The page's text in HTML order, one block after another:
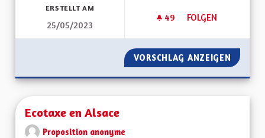
ERSTELLT AM
25/05/2023
49 49 FOLLOWER
FOLGEN
DRAPEAU ROT UN
VORSCHLAG ANZEIGEN
Ecotaxe en Alsace
Proposition anonyme